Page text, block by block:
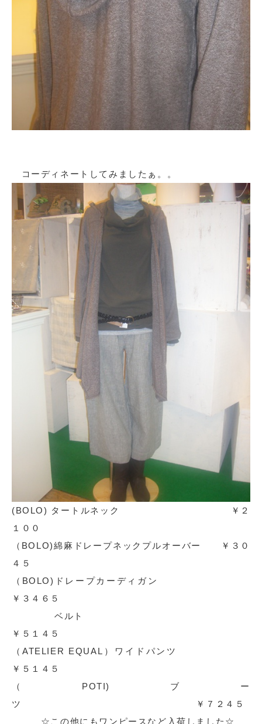
コーディネートしてみましたぁ。。
(BOLO) タートルネック ￥２
１００
（BOLO)綿麻ドレープネックプルオーバー ￥３０
４５
（BOLO)ドレープカーディガン
￥３４６５
ベルト
￥５１４５
（ATELIER EQUAL）ワイドパンツ
￥５１４５
（POTI)ブー
ツ ￥７２４５
☆この他にもワンピースなど入荷しました☆